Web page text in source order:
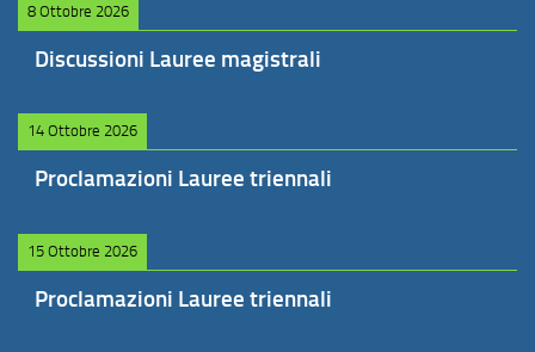
8 Ottobre 2026
Discussioni Lauree magistrali
14 Ottobre 2026
Proclamazioni Lauree triennali
15 Ottobre 2026
Proclamazioni Lauree triennali